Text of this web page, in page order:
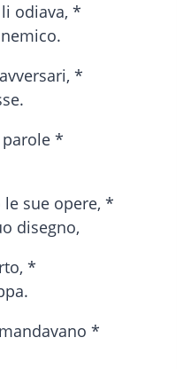
odiava, *
*
*
sue opere, *
disegno,
*
*